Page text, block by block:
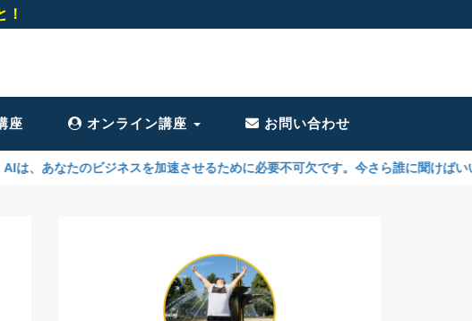
！
座 オンライン講座 お問い合わせ
ネスを加速させるために必要不可欠です。今さら誰に聞けばいいの？ → こちら